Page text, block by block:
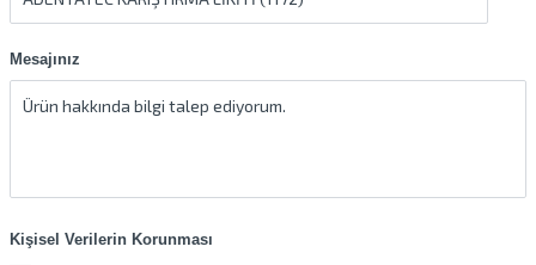
Mesajınız
Kişisel Verilerin Korunması